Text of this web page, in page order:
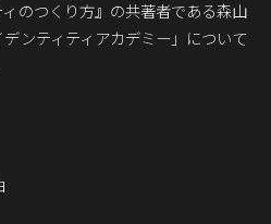
のつくり方』の共著者である森山
ンティティアカデミー」について